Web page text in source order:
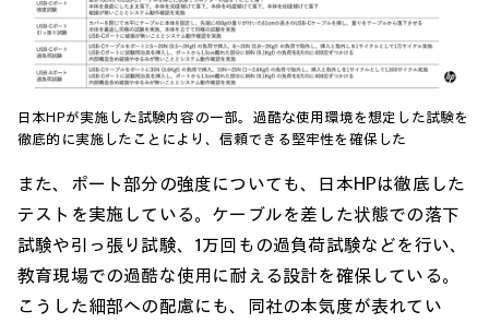
日本HPが実施した試験内容の一部。過酷な使用環境を想定した試験を
徹底的に実施したことにより、信頼できる堅牢性を確保した
また、ポート部分の強度についても、日本HPは徹底した
テストを実施している。ケーブルを差した状態での落下
試験や引っ張り試験、1万回もの過負荷試験などを行い、
教育現場での過酷な使用に耐える設計を確保している。
こうした細部への配慮にも、同社の本気度が表れてい